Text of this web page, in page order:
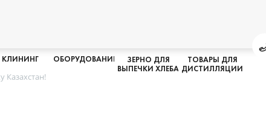
КЛИНИНГ ОБОРУДОВАНИЕ
ЗЕРНО ДЛЯ
ВЫПЕЧКИ ХЛЕБА
ТОВАРЫ ДЛЯ
ДИСТИЛЛЯЦИИ
Казахстан!